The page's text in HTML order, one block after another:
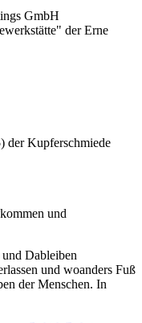
GmbH
der Erne
der Kupferschmiede
Dableiben
und woanders Fuß
der Menschen. In